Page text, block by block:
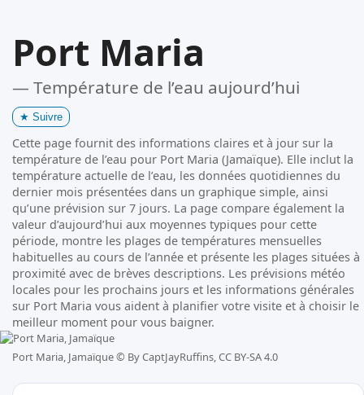
Port Maria
— Température de l’eau aujourd’hui
★ Suivre
Cette page fournit des informations claires et à jour sur la
température de l’eau pour Port Maria (Jamaïque). Elle inclut la
température actuelle de l’eau, les données quotidiennes du
dernier mois présentées dans un graphique simple, ainsi
qu’une prévision sur 7 jours. La page compare également la
valeur d’aujourd’hui aux moyennes typiques pour cette
période, montre les plages de températures mensuelles
habituelles au cours de l’année et présente les plages situées à
proximité avec de brèves descriptions. Les prévisions météo
locales pour les prochains jours et les informations générales
sur Port Maria vous aident à planifier votre visite et à choisir le
meilleur moment pour vous baigner.
Port Maria, Jamaïque © By CaptJayRuffins, CC BY-SA 4.0